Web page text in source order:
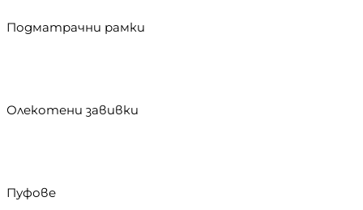
Подматрачни рамки
Олекотени завивки
Пуфове